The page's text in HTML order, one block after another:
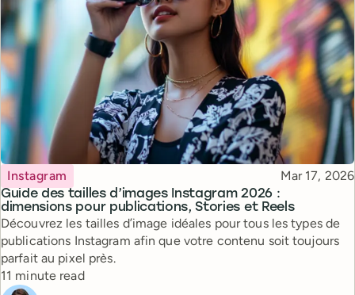
Guide des tailles d’images Instagram 2026 :
dimensions pour publications, Stories et Reels
Topic
Instagram Published
Mar 17, 2026
Découvrez les tailles d’image idéales pour tous les types de
publications Instagram afin que votre contenu soit toujours
parfait au pixel près.
Reading time
11 minute read